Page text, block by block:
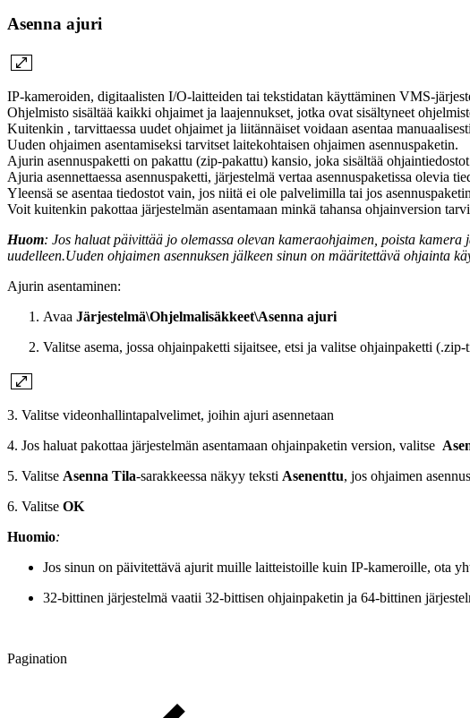
Asenna ajuri
IP-kameroiden, digitaalisten I/O-laitteiden tai tekstidatan käyttäminen VMS-
Ohjelmisto sisältää kaikki ohjaimet ja laajennukset, jotka ovat sisältyneet
Kuitenkin , tarvittaessa uudet ohjaimet ja liitännäiset voidaan asentaa
Uuden ohjaimen asentamiseksi tarvitset laitekohtaisen ohjaimen asennuspaketin.
Ajurin asennuspaketti on pakattu (zip-pakattu) kansio, joka sisältää
Ajuria asennettaessa asennuspaketti, järjestelmä vertaa asennuspaketissa olevia
Yleensä se asentaa tiedostot vain, jos niitä ei ole palvelimilla tai jos
Voit kuitenkin pakottaa järjestelmän asentamaan minkä tahansa ohjainversion
Huom: Jos haluat päivittää jo olemassa olevan kameraohjaimen, poista
uudelleen.Uuden ohjaimen asennuksen jälkeen sinun on määritettävä ohjainta
Ajurin asentaminen:
Avaa Järjestelmä\Ohjelmalisäkkeet\Asenna ajuri
Valitse asema, jossa ohjainpaketti sijaitsee, etsi ja valitse ohjainpaketti (.zip-
3. Valitse videonhallintapalvelimet, joihin ajuri asennetaan
4. Jos haluat pakottaa järjestelmän asentamaan ohjainpaketin version, valitse
5. Valitse Asenna Tila-sarakkeessa näkyy teksti Asenenttu, jos ohjaimen
6. Valitse OK
Huomio:
Jos sinun on päivitettävä ajurit muille laitteistoille kuin IP-kameroille, ota
32-bittinen järjestelmä vaatii 32-bittisen ohjainpaketin ja 64-bittinen
Pagination